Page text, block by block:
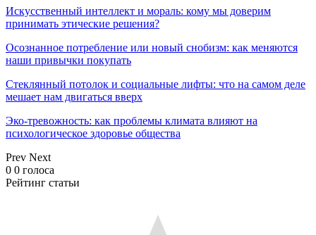
Искусственный интеллект и мораль: кому мы доверим
принимать этические решения?
Осознанное потребление или новый снобизм: как меняются
наши привычки покупать
Стеклянный потолок и социальные лифты: что на самом деле
мешает нам двигаться вверх
Эко-тревожность: как проблемы климата влияют на
психологическое здоровье общества
Prev Next
0 0 голоса
Рейтинг статьи